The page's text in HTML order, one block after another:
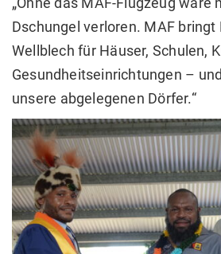
Dschungel verloren. MAF
Wellblech für Häuser, Schulen,
Gesundheitseinrichtungen –
unsere abgelegenen Dörfer.“